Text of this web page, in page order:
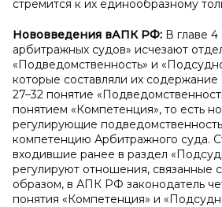
стремится к их единообразному
Нововведения вАПК РФ: В главе
арбитражных судов» исчезают
«Подведомственность» и
которые составляли их содержание
27–32 понятие
понятием «Компетенция», то есть
регулирующие
компетенцию Арбитражного суда.
входившие ранее в раздел
регулируют отношения, связанные
образом, в АПК РФ законодатель
понятия «Компетенция» и